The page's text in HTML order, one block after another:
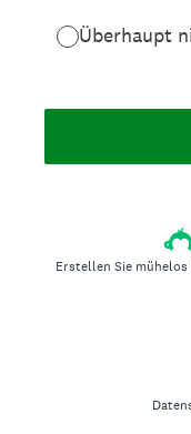
Überhaupt
Erstellen Sie